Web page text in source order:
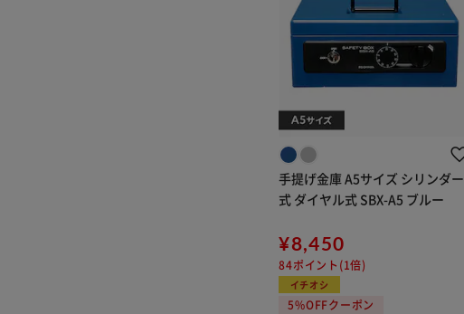
手提げ金庫 A5サイズ シリンダー
式 ダイヤル式 SBX-A5 ブルー
¥8,450
84ポイント(1倍)
イチオシ
5%OFFクーポン